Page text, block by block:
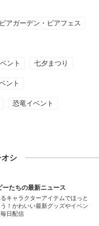
ビアガーデン・ビアフェス
ント 七夕まつり
ント
恐竜イベント
シ
ーたちの最新ニュース
キャラクターアイテムでほっと
！かわいい最新グッズやイベン
毎日配信